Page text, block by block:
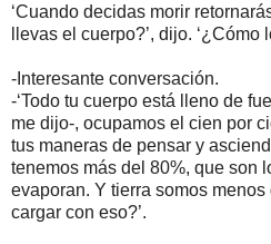
‘Cuando decidas morir
llevas el cuerpo?’, dijo. ‘¿Cómo
-Interesante conversación.
-‘Todo tu cuerpo está lleno de
me dijo-, ocupamos el cien por
tus maneras de pensar y
tenemos más del 80%, que son
evaporan. Y tierra somos
cargar con eso?’.